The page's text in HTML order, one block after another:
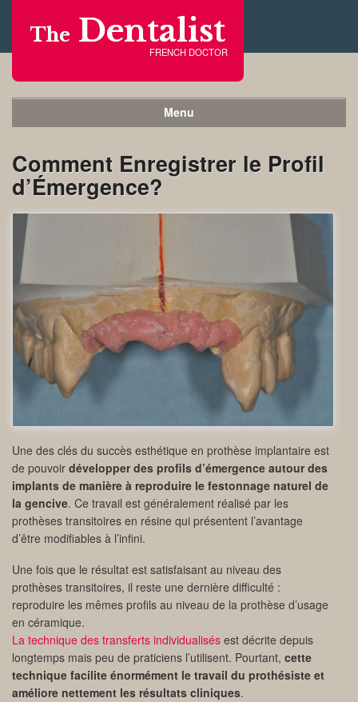
The Dentalist
FRENCH DOCTOR
Menu
Comment Enregistrer le Profil
d’Émergence?
Une des clés du succès esthétique en prothèse implantaire est
de pouvoir développer des profils d’émergence autour des
implants de manière à reproduire le festonnage naturel de
la gencive. Ce travail est généralement réalisé par les
prothèses transitoires en résine qui présentent l’avantage
d’être modifiables à l’infini.
Une fois que le résultat est satisfaisant au niveau des
prothèses transitoires, il reste une dernière difficulté :
reproduire les mêmes profils au niveau de la prothèse d’usage
en céramique.
La technique des transferts individualisés est décrite depuis
longtemps mais peu de praticiens l’utilisent. Pourtant, cette
technique facilite énormément le travail du prothésiste et
améliore nettement les résultats cliniques.